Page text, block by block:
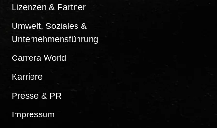
Lizenzen & Partner
Umwelt, Soziales &
Unternehmensführung
Carrera World
Karriere
Presse & PR
Impressum